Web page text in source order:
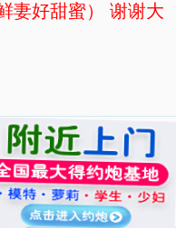
妻好甜蜜） 谢谢大